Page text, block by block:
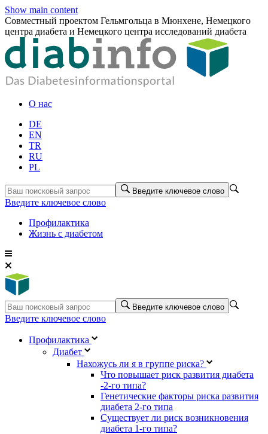
Show main content
Совместный проектом Гельмгольца в Мюнхене, Немецкого
центра диабета и Немецкого центра исследований диабета
О нас
DE
EN
TR
RU
PL
Введите ключевое слово
Введите ключевое слово
Профилактика
Жизнь с диабетом
Введите ключевое слово
Введите ключевое слово
Профилактика
Диабет
Нахожусь ли я в группе риска?
Что повышает риск развития диабета
-2-го типа?
Генетические факторы риска развития
диабета 2-го типа
Существует ли риск возникновения
диабета 1-го типа?